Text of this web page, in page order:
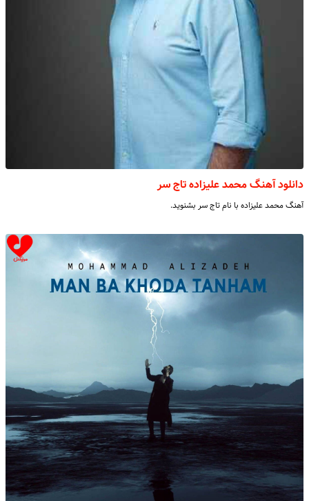
دانلود آهنگ محمد علیزاده تاج سر
آهنگ محمد علیزاده با نام تاج سر بشنوید.